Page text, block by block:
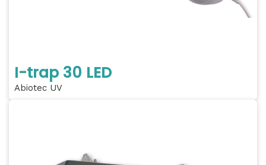
I-trap 30 LED
Abiotec UV